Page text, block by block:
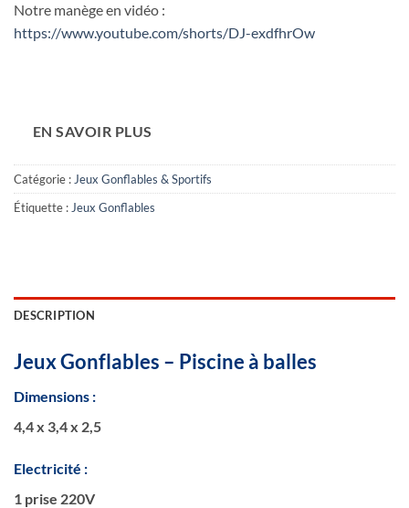
Notre manège en vidéo :
https://www.youtube.com/shorts/DJ-exdfhrOw
EN SAVOIR PLUS
Catégorie : Jeux Gonflables & Sportifs
Étiquette : Jeux Gonflables
DESCRIPTION
Jeux Gonflables – Piscine à balles
Dimensions :
4,4 x 3,4 x 2,5
Electricité :
1 prise 220V